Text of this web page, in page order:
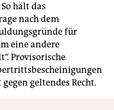
hält das
nach dem
für
eine andere
Provisorische
geltendes Recht.